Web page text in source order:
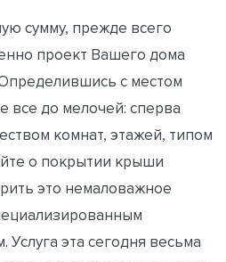
сумму, прежде всего
проект Вашего дома
с местом
все до мелочей: сперва
комнат, этажей, типом
о покрытии крыши
это немаловажное
Услуга эта сегодня весьма